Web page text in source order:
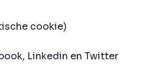
cookie)
Linkedin en Twitter